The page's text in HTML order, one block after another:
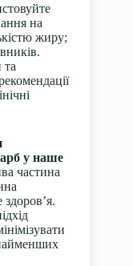
на
жиру;
та
у наше
частина